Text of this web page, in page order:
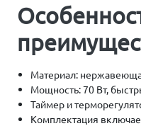
Материал:
Мощность: 70 Вт,
Таймер и
Комплектация